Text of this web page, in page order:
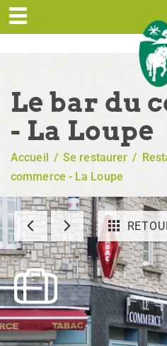
Le bar du
- La Loupe
Accueil / Se restaurer /
commerce - La Loupe